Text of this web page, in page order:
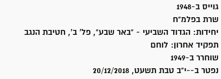
גוייס ב-1948
שרת בפלמ"ח
יחידות: הגדוד השביעי - "באר שבע", פל' ב', חטיבת הנגב
תפקיד אחרון: לוחם
שוחרר ב-1949
נפטר ב--י"ב טבת תשעט, 20/12/2018